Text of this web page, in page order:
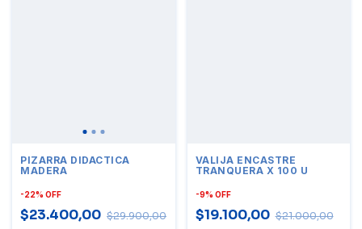
PIZARRA DIDACTICA
MADERA
-22% OFF
$23.400,00 $29.900,00
VALIJA ENCASTRE
TRANQUERA X 100 U
-9% OFF
$19.100,00 $21.000,00